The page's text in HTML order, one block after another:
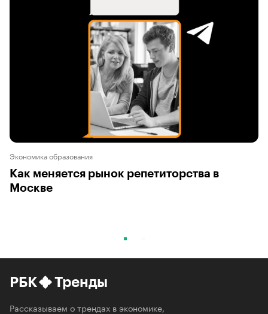
Экономика образования
Как меняется рынок репетиторства в
Москве
РБК Тренды
Рассказываем о трендах в экономике,